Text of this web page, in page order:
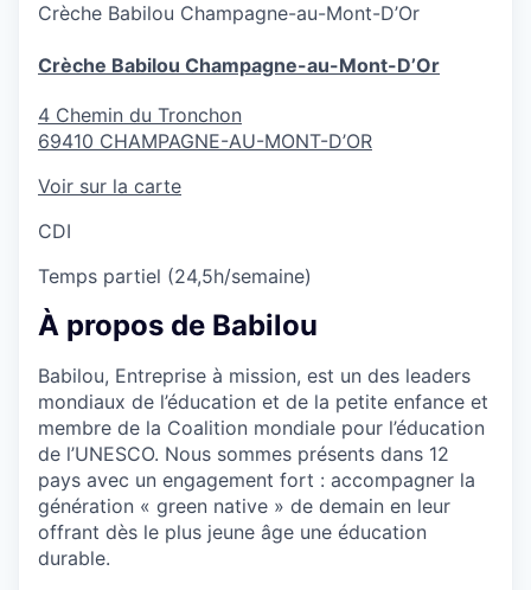
Crèche Babilou Champagne-au-Mont-D’Or
Crèche Babilou Champagne-au-Mont-D’Or
4 Chemin du Tronchon
69410 CHAMPAGNE-AU-MONT-D’OR
Voir sur la carte
CDI
Temps partiel (24,5h/semaine)
À propos de Babilou
Babilou, Entreprise à mission, est un des leaders
mondiaux de l’éducation et de la petite enfance et
membre de la Coalition mondiale pour l’éducation
de l’UNESCO. Nous sommes présents dans 12
pays avec un engagement fort : accompagner la
génération « green native » de demain en leur
offrant dès le plus jeune âge une éducation
durable.